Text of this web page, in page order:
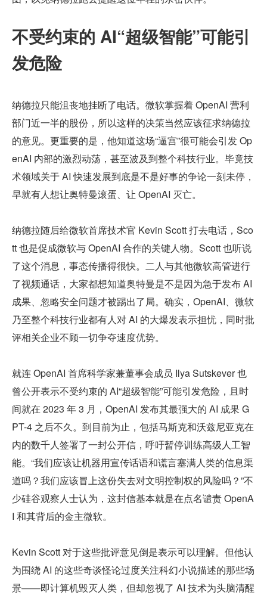
不受约束的 AI“超级智能”可能引
发危险
纳德拉只能沮丧地挂断了电话。微软掌握着 OpenAI 营利
部门近一半的股份，所以这样的决策当然应该征求纳德拉
的意见。更重要的是，他知道这场“逼宫”很可能会引发 Op
enAI 内部的激烈动荡，甚至波及到整个科技行业。毕竟技
术领域关于 AI 快速发展到底是不是好事的争论一刻未停，
早就有人想让奥特曼滚蛋、让 OpenAI 灭亡。
纳德拉随后给微软首席技术官 Kevin Scott 打去电话，Sco
tt 也是促成微软与 OpenAI 合作的关键人物。Scott 也听说
了这个消息，事态传播得很快。二人与其他微软高管进行
了视频通话，大家都想知道奥特曼是不是因为急于发布 AI
成果、忽略安全问题才被踢出了局。确实，OpenAI、微软
乃至整个科技行业都有人对 AI 的大爆发表示担忧，同时批
评相关企业不顾一切争夺速度优势。
就连 OpenAI 首席科学家兼董事会成员 Ilya Sutskever 也
曾公开表示不受约束的 AI“超级智能”可能引发危险，且时
间就在 2023 年 3 月，OpenAI 发布其最强大的 AI 成果 G
PT-4 之后不久。到目前为止，包括马斯克和沃兹尼亚克在
内的数千人签署了一封公开信，呼吁暂停训练高级人工智
能。“我们应该让机器用宣传话语和谎言塞满人类的信息渠
道吗？我们应该冒上这份失去对文明控制权的风险吗？”不
少硅谷观察人士认为，这封信基本就是在点名谴责 OpenA
I 和其背后的金主微软。
Kevin Scott 对于这些批评意见倒是表示可以理解。但他认
为围绕 AI 的这些奇谈怪论过度关注科幻小说描述的那些场
景——即计算机毁灭人类，但却忽视了 AI 技术为头脑清醒